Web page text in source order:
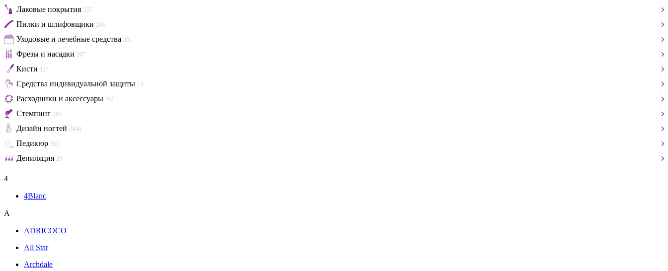
Лаковые покрытия 335
Пилки и шлифовщики 200
Уходовые и лечебные средства 201
Фрезы и насадки 367
Кисти 127
Средства индивидуальной защиты 13
Расходники и аксессуары 201
Стемпинг 265
Дизайн ногтей 2448
Педикюр 261
Депиляция 29
4
4Blanc
A
ADRICOCO
All Star
Archdale